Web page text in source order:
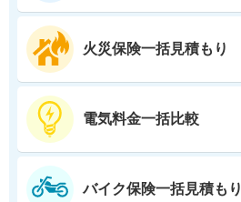
火災保険一括見積もり
電気料金一括比較
バイク保険一括見積もり